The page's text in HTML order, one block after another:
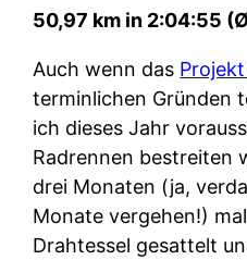
50,97 km in 2:04:55
Auch wenn das
terminlichen Gründen
ich dieses Jahr
Radrennen bestreiten
drei Monaten (ja,
Monate vergehen!)
Drahtessel gesattelt